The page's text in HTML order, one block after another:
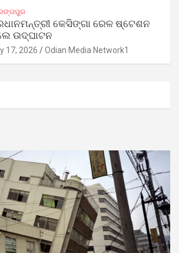
କେସିଙ୍ଗା ରେଳ ଷ୍ଟେଶନ
ଉଦ୍‌ଘାଟନ
17, 2026 Odian Media Network1